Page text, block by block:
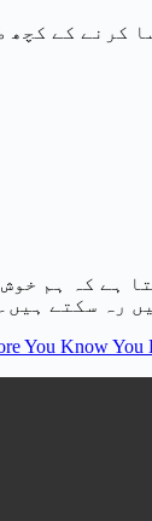
ہے کہ ہم
رہ سکتے ہیں۔
You Know You